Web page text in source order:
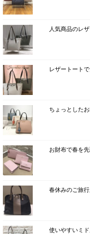
人気商品のレ
レザートート
ちょっとした
お財布で春を
春休みのご旅
使いやすいミ